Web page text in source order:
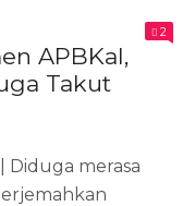
2
APBKal,
Takut
Diduga merasa